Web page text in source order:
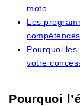
moto
Les
Pourquoi
votre
Pourquoi